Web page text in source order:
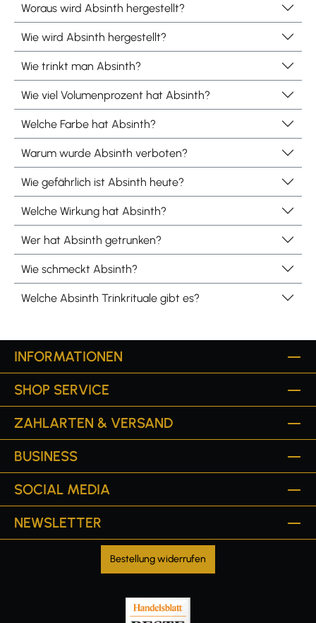
Woraus wird Absinth hergestellt?
Wie wird Absinth hergestellt?
Wie trinkt man Absinth?
Wie viel Volumenprozent hat Absinth?
Welche Farbe hat Absinth?
Warum wurde Absinth verboten?
Wie gefährlich ist Absinth heute?
Welche Wirkung hat Absinth?
Wer hat Absinth getrunken?
Wie schmeckt Absinth?
Welche Absinth Trinkrituale gibt es?
INFORMATIONEN
SHOP SERVICE
ZAHLARTEN & VERSAND
BUSINESS
SOCIAL MEDIA
NEWSLETTER
Bestellung widerrufen